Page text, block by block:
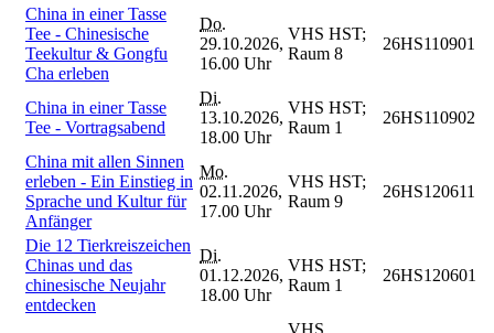
China in einer Tasse
Tee - Chinesische
Teekultur & Gongfu
Cha erleben
Do.
29.10.2026,
16.00 Uhr
VHS HST;
Raum 8
26HS110901
China in einer Tasse
Tee - Vortragsabend
Di.
13.10.2026,
18.00 Uhr
VHS HST;
Raum 1
26HS110902
China mit allen Sinnen
erleben - Ein Einstieg in
Sprache und Kultur für
Anfänger
Mo.
02.11.2026,
17.00 Uhr
VHS HST;
Raum 9
26HS120611
Die 12 Tierkreiszeichen
Chinas und das
chinesische Neujahr
entdecken
Di.
01.12.2026,
18.00 Uhr
VHS HST;
Raum 1
26HS120601
VHS